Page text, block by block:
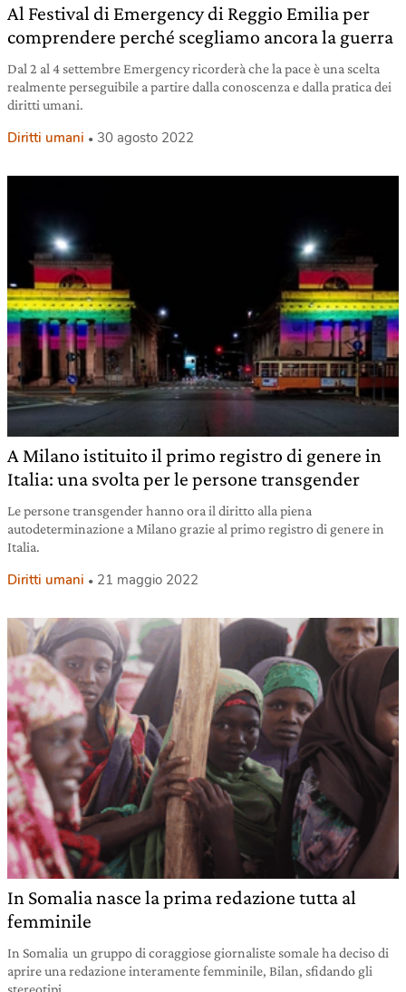
Al Festival di Emergency di Reggio Emilia per
comprendere perché scegliamo ancora la guerra
Dal 2 al 4 settembre Emergency ricorderà che la pace è una scelta
realmente perseguibile a partire dalla conoscenza e dalla pratica dei
diritti umani.
Diritti umani 30 agosto 2022
A Milano istituito il primo registro di genere in
Italia: una svolta per le persone transgender
Le persone transgender hanno ora il diritto alla piena
autodeterminazione a Milano grazie al primo registro di genere in
Italia.
Diritti umani 21 maggio 2022
In Somalia nasce la prima redazione tutta al
femminile
In Somalia un gruppo di coraggiose giornaliste somale ha deciso di
aprire una redazione interamente femminile, Bilan, sfidando gli
stereotipi.